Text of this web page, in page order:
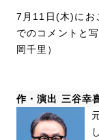
7月11日(木)にお
でのコメントと
岡千里）
作・演出 三谷幸